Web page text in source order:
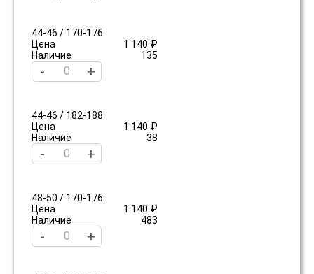
44-46 / 170-176
Цена
1 140 ₽
Наличие
135
- +
44-46 / 182-188
Цена
1 140 ₽
Наличие
38
- +
48-50 / 170-176
Цена
1 140 ₽
Наличие
483
- +